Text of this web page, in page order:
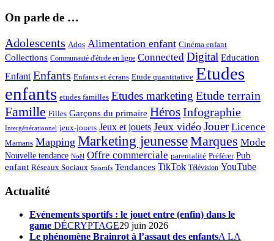
On parle de …
Adolescents Ados Alimentation enfant Cinéma enfant
Collections Communauté d'étude en ligne Connected Digital Education
Enfant Enfants Enfants et écrans Etude quantitative Etudes
enfants etudes familles Etudes marketing Etude terrain
Famille Filles Garçons du primaire HérosInfographie
Intergénérationnel jeux-jouets Jeux et jouets Jeux vidéo Jouer Licence
Mamans Mapping Marketing jeunesseMarques Mode
Nouvelle tendance Noël Offre commerciale parentalité Préférer Pub
enfant Réseaux Sociaux Sportifs Tendances TikTok Télévision YouTube
Actualité
Evénements sportifs : le jouet entre (enfin) dans le
game DÉCRYPTAGE29 juin 2026
Le phénomène Brainrot à l’assaut des enfantsA LA